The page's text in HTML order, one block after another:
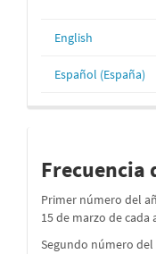
English
Español (España)
Frecuencia
Primer número del
15 de marzo de cada
Segundo número del